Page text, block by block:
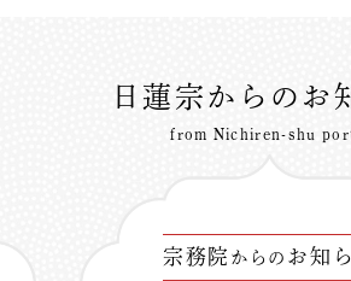
日蓮宗からのお
from Nichiren-shu
宗務院 からの お知